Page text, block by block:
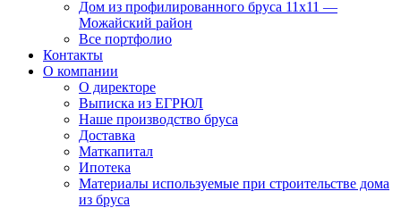
Дом из профилированного бруса 11х11 —
Можайский район
Все портфолио
Контакты
О компании
О директоре
Выписка из ЕГРЮЛ
Наше производство бруса
Доставка
Маткапитал
Ипотека
Материалы используемые при строительстве дома
из бруса